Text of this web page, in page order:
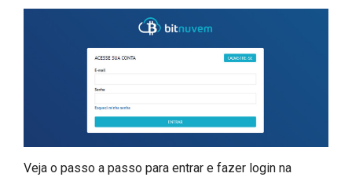
Veja o passo a passo para entrar e fazer login na